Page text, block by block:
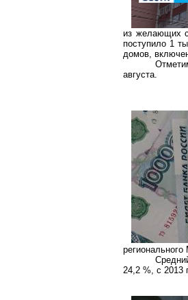
из желающих
поступило 1
домов,
августа.
24,2 %, с 2013